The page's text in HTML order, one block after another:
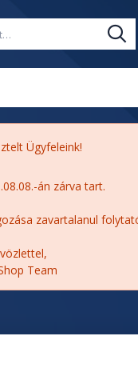
Ügyfeleink!
án zárva tart.
zavartalanul
Team